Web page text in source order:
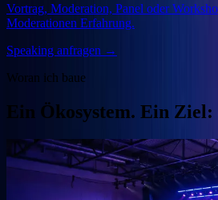
Vortrag, Moderation, Panel oder
Moderationen Erfahrung.
Speaking anfragen →
Woran ich baue
Ein Ökosystem. Ein
Veranstalter
OGcon